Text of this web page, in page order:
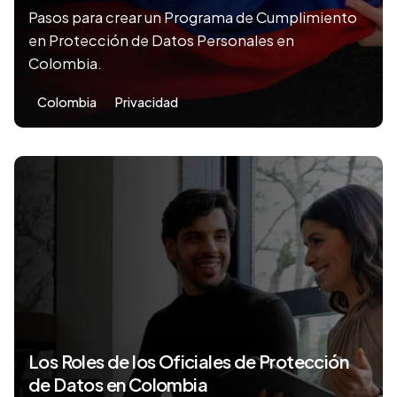
Pasos para crear un Programa de Cumplimiento
en Protección de Datos Personales en
Colombia.
Colombia Privacidad
Los Roles de los Oficiales de Protección
de Datos en Colombia